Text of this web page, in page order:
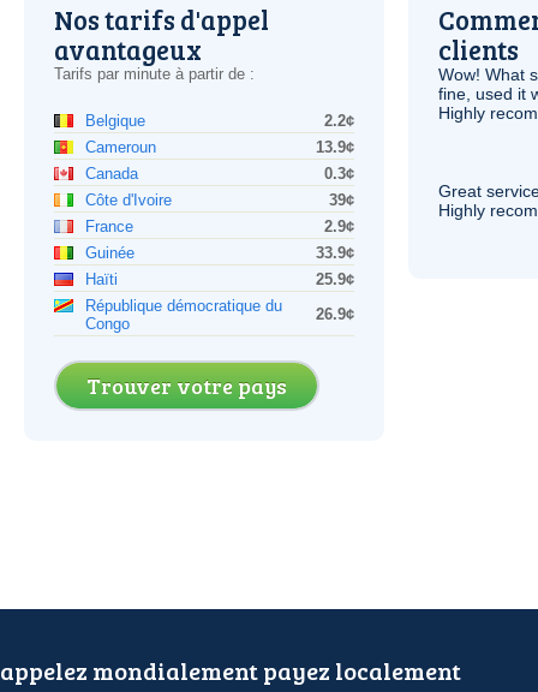
Nos tarifs d'appel
avantageux
Tarifs par minute à partir de :
Belgique
2.2¢
Cameroun
13.9¢
Canada
0.3¢
Côte d'Ivoire
39¢
France
2.9¢
Guinée
33.9¢
Haïti
25.9¢
République démocratique du
Congo
26.9¢
Trouver votre pays
clients
Wow! What
fine, used it
Highly
Great
Highly
appelez mondialement payez localement